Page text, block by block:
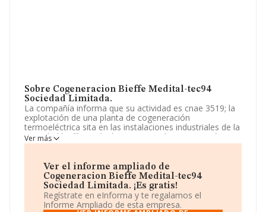
Sobre Cogeneracion Bieffe Medital-tec94
Sociedad Limitada.
La compañía informa que su actividad es cnae 3519; la
explotación de una planta de cogeneración
termoeléctrica sita en las instalaciones industriales de la
sociedad bieffe medital, s. a. en ctra biescas sin número,
22666 senegõe-sabiñanigo, huesca, con el fin de
energético requerido. La empresa es una Sociedad
Limitada. Tiene CNAE: 7112 - 'Servicios técnicos de
ingeniería y otras actividades relacionadas con el
asesoramiento técnico'. La sociedad no tiene actividad
en mercados exteriores.
Ver más
Ver el informe ampliado de
Cogeneracion Bieffe Medital-tec94
Sociedad Limitada. ¡Es gratis!
Regístrate en eInforma y te regalamos el
Informe Ampliado de esta empresa.